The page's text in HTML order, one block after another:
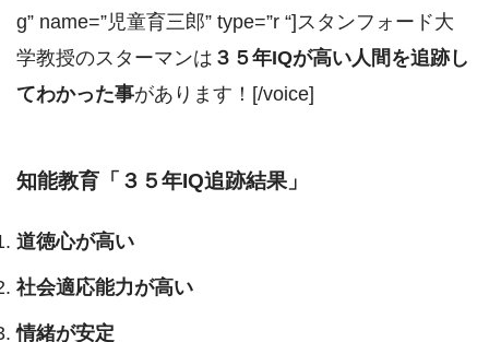
g” name=”児童育三郎” type=”r “]スタンフォード大
学教授のスターマンは ３５年IQが高い人間を追跡し
てわかった事があります！[/voice]
知能教育「３５年IQ追跡結果」
道徳心が高い
社会適応能力が高い
情緒が安定